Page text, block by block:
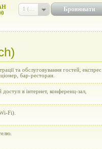
Бронювати
та обслуговування гостей, експрес
бар-ресторан.
в інтернет, конференц-зал,
Fi).